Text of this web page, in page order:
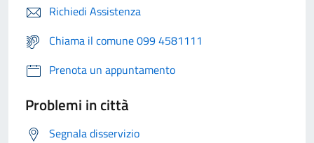
Richiedi Assistenza
Chiama il comune 099 4581111
Prenota un appuntamento
Problemi in città
Segnala disservizio